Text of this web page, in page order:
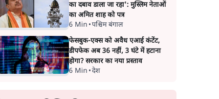
का दबाव डाला जा रहा': मुस्लिम नेताओं
का अमित शाह को पत्र
6 Min •पश्चिम बंगाल
फेसबुक-एक्स को अवैध एआई कंटेंट,
डीपफेक अब 36 नहीं, 3 घंटे में हटाना
होगा? सरकार का नया प्रस्ताव
6 Min •देश